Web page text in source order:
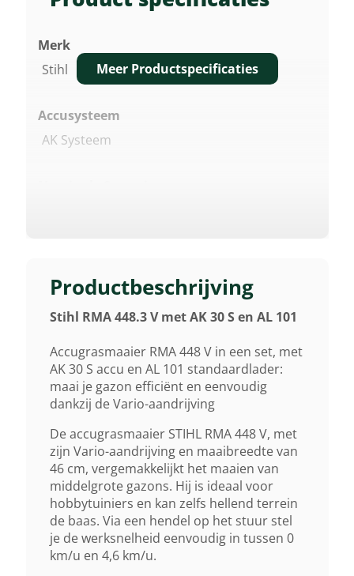
Productbeschrijving
Stihl RMA 448.3 V met AK 30 S en AL 101
Accugrasmaaier RMA 448 V in een set, met
AK 30 S accu en AL 101 standaardlader:
maai je gazon efficiënt en eenvoudig
dankzij de Vario-aandrijving
De accugrasmaaier STIHL RMA 448 V, met
zijn Vario-aandrijving en maaibreedte van
46 cm, vergemakkelijkt het maaien van
middelgrote gazons. Hij is ideaal voor
hobbytuiniers en kan zelfs hellend terrein
de baas. Via een hendel op het stuur stel
je de werksnelheid eenvoudig in tussen 0
km/u en 4,6 km/u.
Merk
Stihl
Accusysteem
AK Systeem
46 Cm
Accutype
Lithium-Ion
Geluidsverm. Niveau Lwa
Maaihoogte Instelling
Centraal, 7 Standen, 20–100 Mm
Inhoud Grasvangzak
52 Liter
Meer Productspecificaties